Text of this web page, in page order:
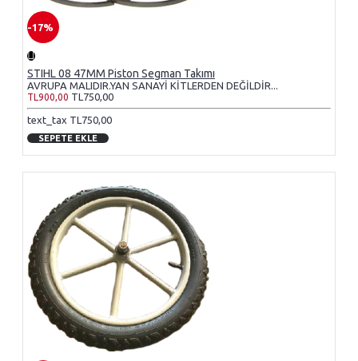
-17%
STIHL 08 47MM Piston Segman Takımı
AVRUPA MALIDIR.YAN SANAYİ KİTLERDEN DEĞİLDİR...
TL900,00 TL750,00
text_tax TL750,00
SEPETE EKLE